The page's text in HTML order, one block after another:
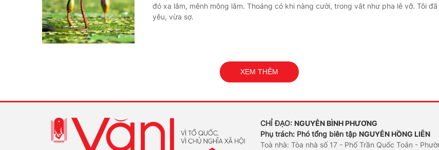
đó xa lắm, mênh mông lắm. Thoảng có khi nàng cười, trong vắt như pha lê vỡ. Tôi
yêu, vừa sợ.
XEM THÊM
CHỈ ĐẠO: NGUYỄN BÌNH PHƯƠNG
Phụ trách: Phó tổng biên tập NGUYỄN HỒNG LIÊN
Toà nhà: Tòa nhà số 17 - Phố Trần Quốc Toản -